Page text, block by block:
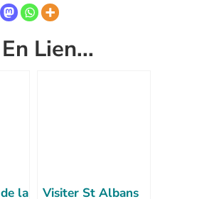
Lien...
la
Visiter St Albans